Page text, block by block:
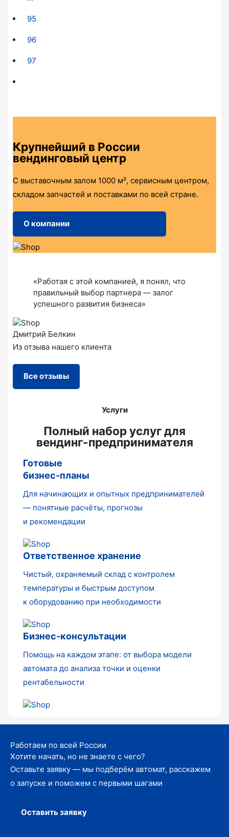
95
96
97
Крупнейший в России
вендинговый центр
С выставочным залом 1000 м², сервисным центром,
складом запчастей и поставками по всей стране.
О компании
«Работая с этой компанией, я понял, что
правильный выбор партнера — залог
успешного развития бизнеса»
Дмитрий Белкин
Из отзыва нашего клиента
Все отзывы
Услуги
Полный набор услуг для
вендинг-предпринимателя
Готовые
бизнес-планы
Для начинающих и опытных предпринимателей
— понятные расчёты, прогнозы
и рекомендации
Ответственное хранение
Чистый, охраняемый склад с контролем
температуры и быстрым доступом
к оборудованию при необходимости
Бизнес-консультации
Помощь на каждом этапе: от выбора модели
автомата до анализа точки и оценки
рентабельности
Работаем по всей России
Хотите начать, но не знаете с чего?
Оставьте заявку — мы подберём автомат, расскажем
о запуске и поможем с первыми шагами
Оставить заявку